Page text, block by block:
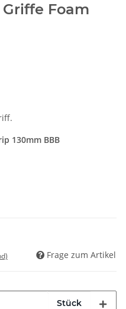
Foam
130mm BBB
Frage zum Artikel
Stück